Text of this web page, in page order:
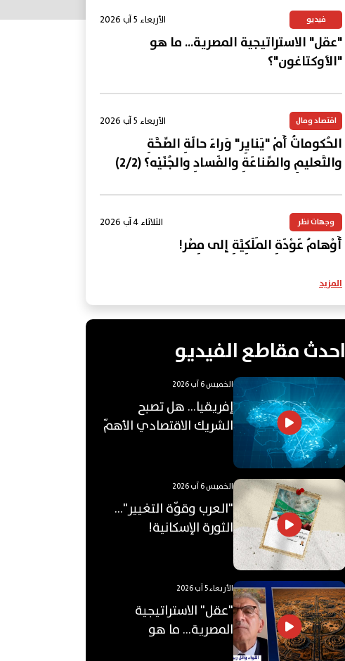
فيديو الأربعاء 5 آب 2026
"عقل" الاستراتيجية المصرية... ما هو
"الأوكتاغون"؟
اقتصاد ومال الأربعاء 5 آب 2026
الحُكوماتُ أَمْ "يَنايِر" وَراءَ حالَةِ الصِّحَّةِ
والتَّعليمِ والصِّناعَةِ والفَسادِ والجُنَيْه؟ (2/2)
وجهات نظر الثلاثاء 4 آب 2026
أَوْهامُ عَوْدَةِ المَلَكِيَّةِ إلى مِصْر!
المزيد
احدث مقاطع الفيديو
الخميس 6 آب 2026
إفريقيا... هل تصبح
الشريك الاقتصادي الأهمّ
الخميس 6 آب 2026
"العرب وقوّة التغيير"...
الثورة الإسكانية!
الأربعاء 5 آب 2026
"عقل" الاستراتيجية
المصرية... ما هو
"الأوكتاغون"؟